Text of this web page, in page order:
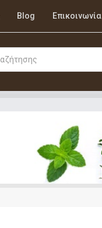
Blog Επικοινωνία